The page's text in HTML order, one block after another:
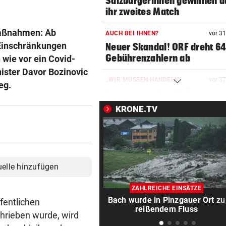
Ab
vor ein Covid-
Davor Bozinovic
hinzufügen
wurde, wird
ihr zweites Match
AUCH BEI IHNEN? vor
Neuer Skandal! ORF dreht
Gebührenzahlern ab
„WIR MÜSSEN HANDELN“ vor
Koalition in die Pflicht
ALARM IN BULGARIEN vor 39
Drohne voller Sprengstoff
Pipeline explodiert
VERRÜCKTE PARTIE vor
ÖFB-Goalie Wiegele
10-Tore-Spektakel
KRONE.TV
ZAHLREICHE EINSÄTZE
Bach wurde in Pinzgauer Ort zu
reißendem Fluss